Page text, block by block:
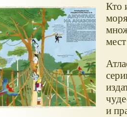
Кто
и